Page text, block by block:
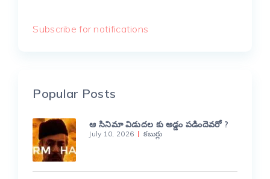
Subscribe for notifications
Popular Posts
ఆ సినిమా విడుదల కు అడ్డం పడిందెవరో ?
July 10, 2026 కబుర్లు